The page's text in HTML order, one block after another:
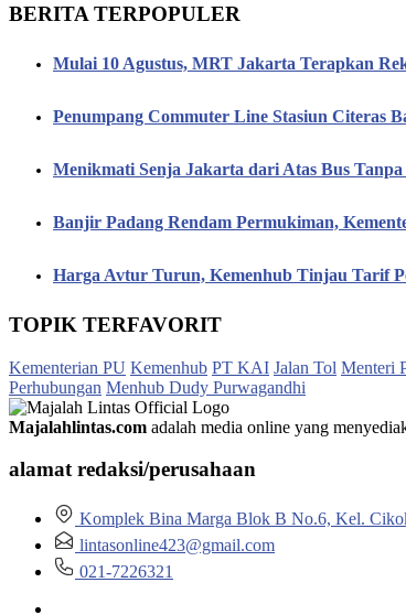
BERITA TERPOPULER
Mulai 10 Agustus, MRT Jakarta Terapkan
Penumpang Commuter Line Stasiun Citeras
Menikmati Senja Jakarta dari Atas Bus
Banjir Padang Rendam Permukiman,
Harga Avtur Turun, Kemenhub Tinjau Tarif
TOPIK TERFAVORIT
Kementerian PU Kemenhub PT KAI Jalan Tol Menteri
Perhubungan Menhub Dudy Purwagandhi
Majalahlintas.com adalah media online yang
alamat redaksi/perusahaan
Komplek Bina Marga Blok B No.6, Kel.
lintasonline423@gmail.com
021-7226321